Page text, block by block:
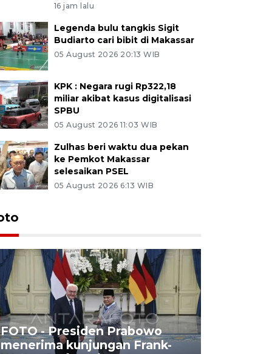
16 jam lalu
Legenda bulu tangkis Sigit
Budiarto cari bibit di Makassar
05 August 2026 20:13 WIB
KPK : Negara rugi Rp322,18
miliar akibat kasus digitalisasi
SPBU
05 August 2026 11:03 WIB
Zulhas beri waktu dua pekan
ke Pemkot Makassar
selesaikan PSEL
05 August 2026 6:13 WIB
FOTO - Presiden Prabowo
menerima kunjungan Frank-